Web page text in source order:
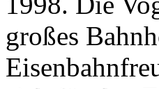
großes